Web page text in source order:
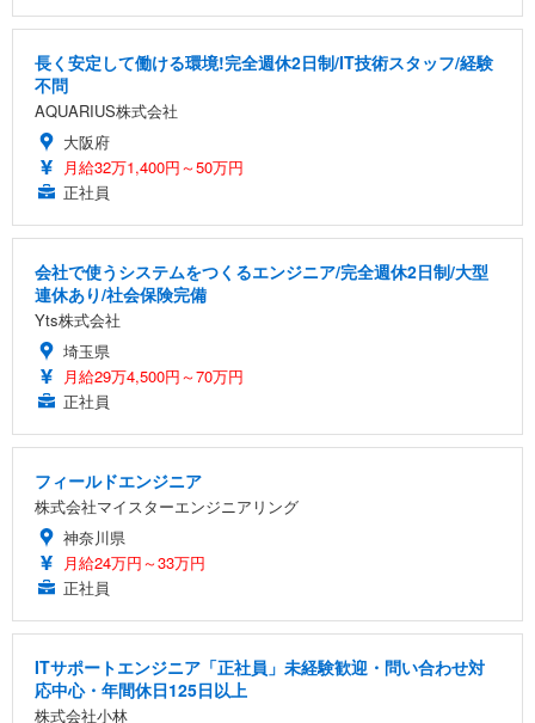
長く安定して働ける環境!完全週休2日制/IT技術スタッフ/経験
不問
AQUARIUS株式会社
大阪府
月給32万1,400円～50万円
正社員
会社で使うシステムをつくるエンジニア/完全週休2日制/大型
連休あり/社会保険完備
Yts株式会社
埼玉県
月給29万4,500円～70万円
正社員
フィールドエンジニア
株式会社マイスターエンジニアリング
神奈川県
月給24万円～33万円
正社員
ITサポートエンジニア「正社員」未経験歓迎・問い合わせ対
応中心・年間休日125日以上
株式会社小林